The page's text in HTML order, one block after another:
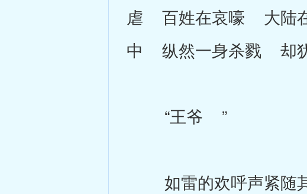
虐 百姓在哀嚎 大陆
中 纵然一身杀戮 却
“王爷 ”
如雷的欢呼声紧随